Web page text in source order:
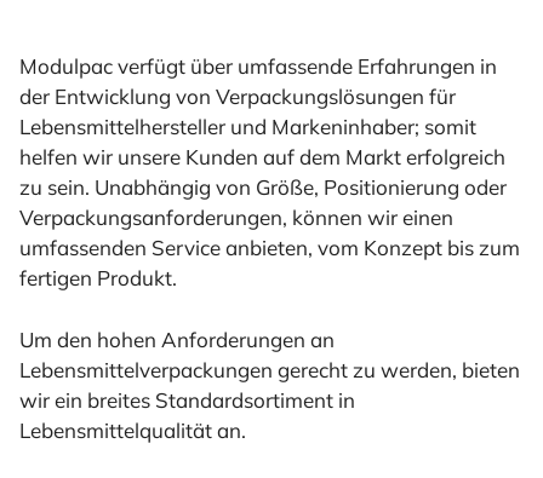
Modulpac verfügt über umfassende Erfahrungen in
der Entwicklung von Verpackungslösungen für
Lebensmittelhersteller und Markeninhaber; somit
helfen wir unsere Kunden auf dem Markt erfolgreich
zu sein. Unabhängig von Größe, Positionierung oder
Verpackungsanforderungen, können wir einen
umfassenden Service anbieten, vom Konzept bis zum
fertigen Produkt.
Um den hohen Anforderungen an
Lebensmittelverpackungen gerecht zu werden, bieten
wir ein breites Standardsortiment in
Lebensmittelqualität an.